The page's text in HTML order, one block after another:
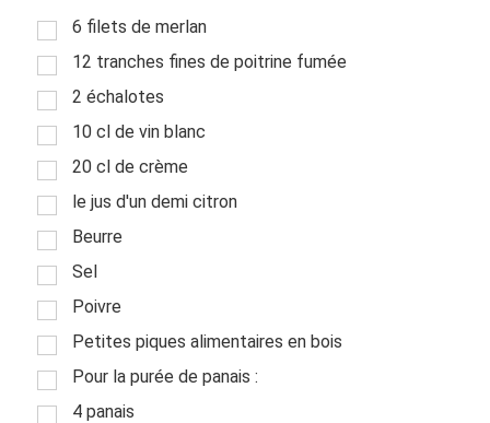
6 filets de merlan
12 tranches fines de poitrine fumée
2 échalotes
10 cl de vin blanc
20 cl de crème
le jus d'un demi citron
Beurre
Sel
Poivre
Petites piques alimentaires en bois
Pour la purée de panais :
4 panais